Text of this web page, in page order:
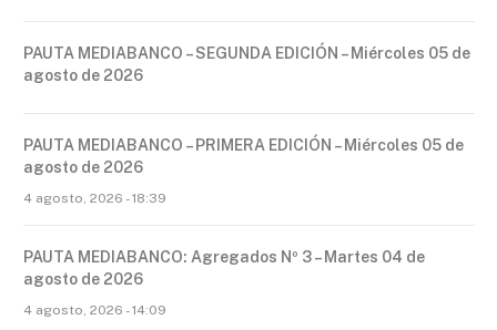
PAUTA MEDIABANCO – SEGUNDA EDICIÓN – Miércoles 05 de
agosto de 2026
PAUTA MEDIABANCO – PRIMERA EDICIÓN – Miércoles 05 de
agosto de 2026
4 agosto, 2026 - 18:39
PAUTA MEDIABANCO: Agregados Nº 3 – Martes 04 de
agosto de 2026
4 agosto, 2026 - 14:09